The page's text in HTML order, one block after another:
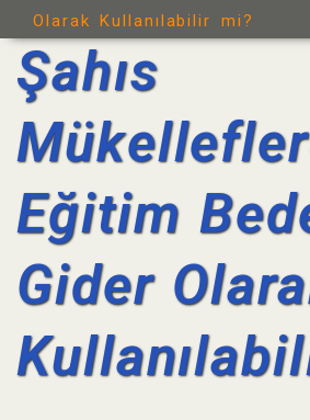
Şahıs
Eğitim
Gider
Olarak Kullanılabilir mi?